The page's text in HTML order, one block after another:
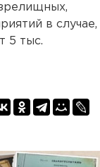
в случае,
5 тыс.